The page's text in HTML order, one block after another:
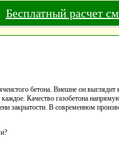
Бесплатный расчет
бетона. Внешне он
Качество газобетона
закрытости. В современном